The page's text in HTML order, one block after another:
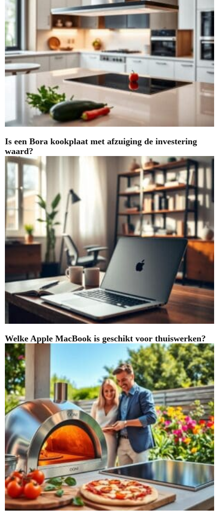
Is een Bora kookplaat met afzuiging de investering
waard?
Welke Apple MacBook is geschikt voor thuiswerken?